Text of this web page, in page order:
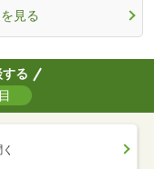
見る
る